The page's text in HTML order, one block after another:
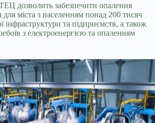
дозволить забезпечити опалення
для міста з населенням понад 200 тисяч
інфраструктури та підприємств, а також
з електроенергією та опаленням